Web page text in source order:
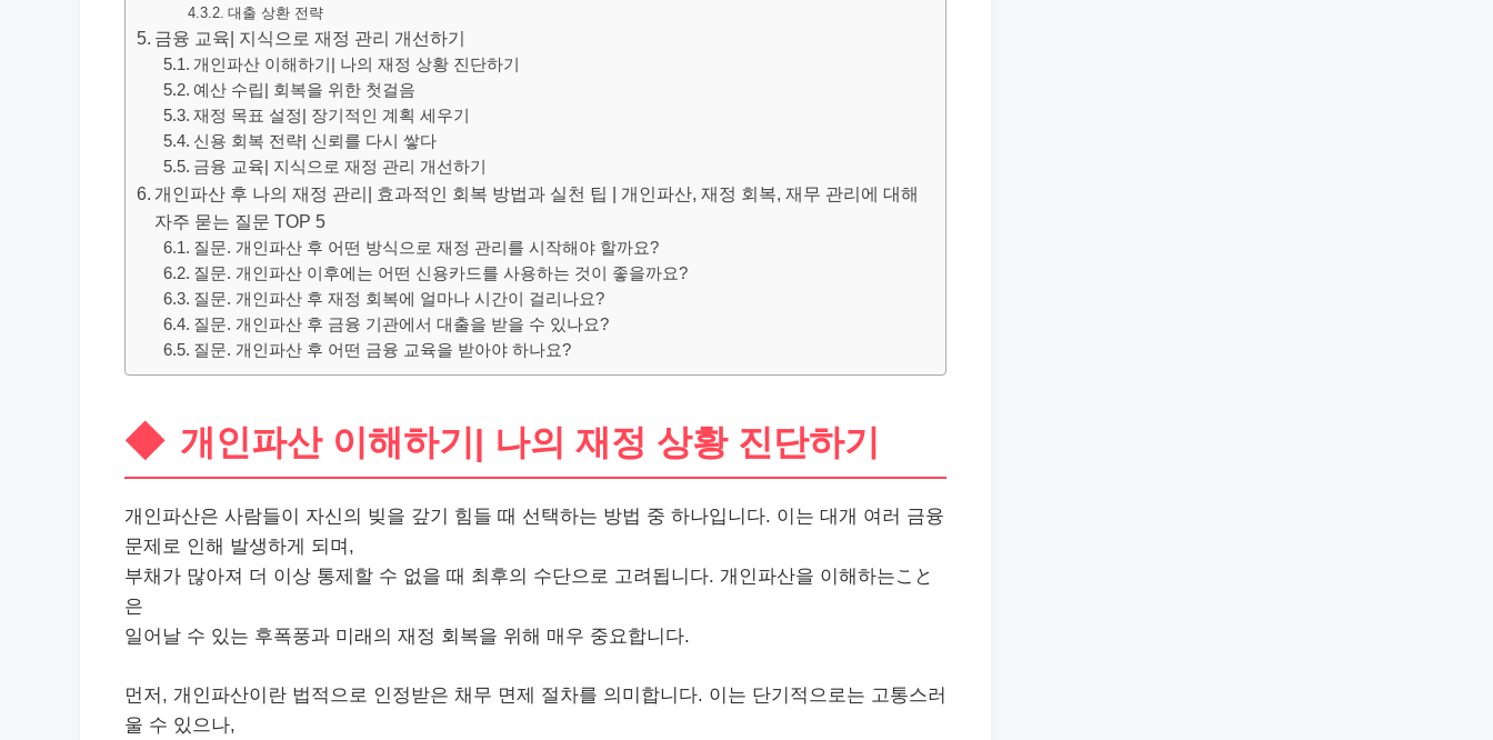
대출 상환 전략
금융 교육| 지식으로 재정 관리 개선하기
개인파산 이해하기| 나의 재정 상황 진단하기
예산 수립| 회복을 위한 첫걸음
재정 목표 설정| 장기적인 계획 세우기
신용 회복 전략| 신뢰를 다시 쌓다
금융 교육| 지식으로 재정 관리 개선하기
개인파산 후 나의 재정 관리| 효과적인 회복 방법과 실천 팁 | 개인파산, 재정 회복, 재무 관리에 대해
자주 묻는 질문 TOP 5
질문. 개인파산 후 어떤 방식으로 재정 관리를 시작해야 할까요?
질문. 개인파산 이후에는 어떤 신용카드를 사용하는 것이 좋을까요?
질문. 개인파산 후 재정 회복에 얼마나 시간이 걸리나요?
질문. 개인파산 후 금융 기관에서 대출을 받을 수 있나요?
질문. 개인파산 후 어떤 금융 교육을 받아야 하나요?
개인파산 이해하기| 나의 재정 상황 진단하기
개인파산은 사람들이 자신의 빚을 갚기 힘들 때 선택하는 방법 중 하나입니다. 이는 대개 여러 금융
문제로 인해 발생하게 되며,
부채가 많아져 더 이상 통제할 수 없을 때 최후의 수단으로 고려됩니다. 개인파산을 이해하는こと
은
일어날 수 있는 후폭풍과 미래의 재정 회복을 위해 매우 중요합니다.
먼저, 개인파산이란 법적으로 인정받은 채무 면제 절차를 의미합니다. 이는 단기적으로는 고통스러
울 수 있으나,